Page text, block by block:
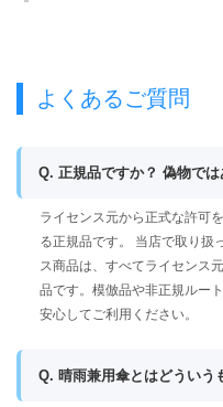
よくあるご質問
Q. 正規品ですか？ 偽物では
ライセンス元から正式な許可
る正規品です。 当店で取り扱
ス商品は、すべてライセンス
品です。模倣品や非正規ルー
安心してご利用ください。
Q. 晴雨兼用傘とはどういう